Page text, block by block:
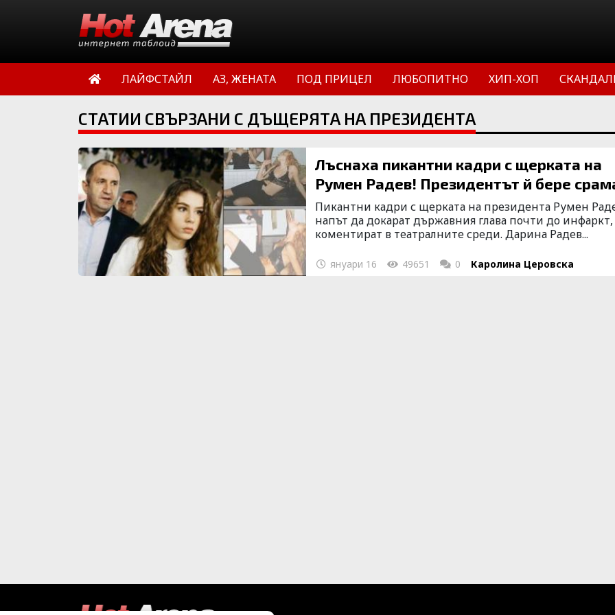
ЛАЙФСТАЙЛ АЗ, ЖЕНАТА ПОД ПРИЦЕЛ ЛЮБОПИТНО ХИП-ХОП
СТАТИИ СВЪРЗАНИ С ДЪЩЕРЯТА НА ПРЕЗИДЕНТА
Лъснаха пикантни кадри с щерката на
Румен Радев! Президентът й бере
Пикантни кадри с щерката на президента Румен
напът да докарат държавния глава почти до инфаркт,
коментират в театралните среди. Дарина Радев...
януари 16 49651 0 Каролина Церовска